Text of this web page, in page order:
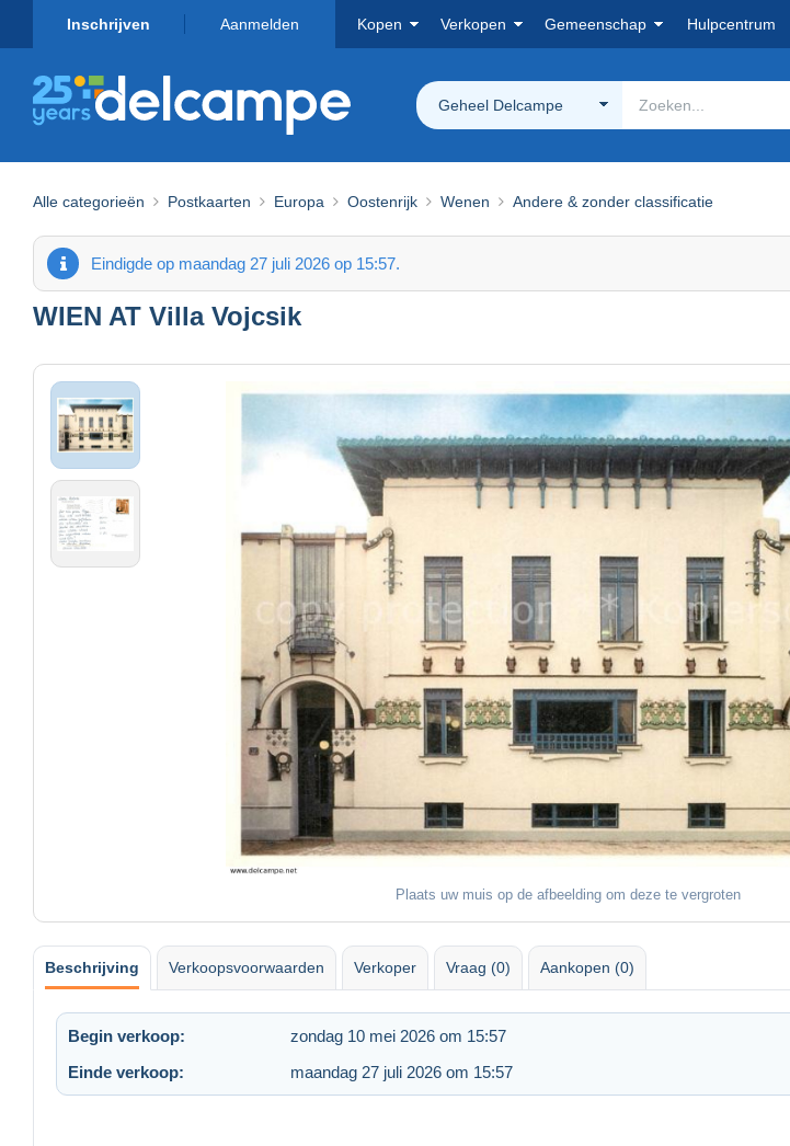
Inschrijven Aanmelden Kopen Verkopen Gemeenschap Hulpcentrum
Geheel Delcampe
Alle categorieën Postkaarten Europa Oostenrijk Wenen Andere & zonder classificatie
Eindigde op maandag 27 juli 2026 op 15:57.
WIEN AT Villa Vojcsik
Plaats uw muis op de afbeelding om deze te vergroten
Beschrijving Verkoopsvoorwaarden Verkoper Vraag (0) Aankopen (0)
Begin verkoop: zondag 10 mei 2026 om 15:57
Einde verkoop:
maandag 27 juli 2026 om 15:57